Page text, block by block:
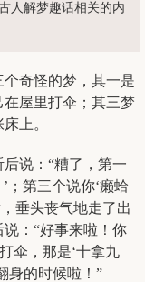
人解梦趣话相关的内
奇怪的梦，其一是
屋里打伞；其三梦
上。
说：“糟了，第一
；第三个说你‘癞蛤
垂头丧气地走了出
：“好事来啦！你
伞，那是‘十拿九
身的时候啦！”